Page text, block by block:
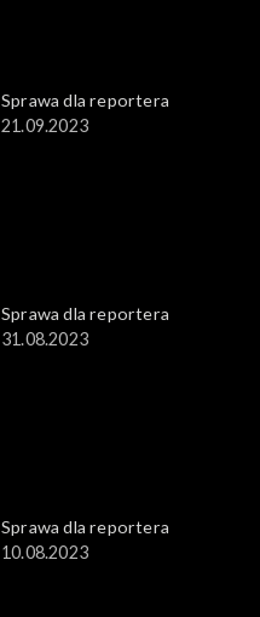
Sprawa dla reportera
21.09.2023
Sprawa dla reportera
31.08.2023
Sprawa dla reportera
10.08.2023